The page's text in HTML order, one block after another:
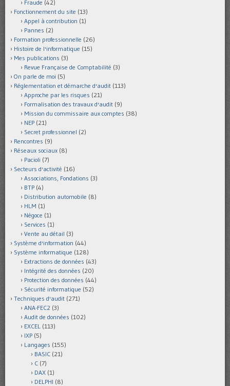
Fraude (42)
Fonctionnement du site (13)
Appel à contribution (1)
Pannes (2)
Formation professionnelle (26)
Histoire de l'informatique (15)
Mes publications (3)
Revue Française de Comptabilité (3)
On parle de moi (5)
Réglementation et démarche d'audit (113)
Approche par les risques (21)
Formalisation des travaux d'audit (9)
Mission du commissaire aux comptes (38)
NEP (21)
Secret professionnel (2)
Rencontres (9)
Réseaux sociaux (8)
Pacioli (7)
Secteurs d'activité (16)
Associations, Fondations (3)
BTP (4)
Distribution automobile (8)
HLM (1)
Négoce (1)
Services (1)
Vente au détail (3)
Système d'information (44)
Système informatique (128)
Extractions de données (43)
Intégrité des données (20)
Protection des données (44)
Sécurité informatique (52)
Techniques d'audit (271)
ANA-FEC2 (3)
Audit de données (102)
EXCEL (113)
IXP (5)
Langages (155)
BASIC (21)
C (7)
DAX (1)
DELPHI (8)